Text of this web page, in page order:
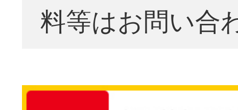
料等はお問い合